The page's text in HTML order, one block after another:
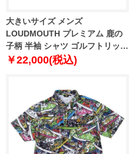
大きいサイズ メンズ
LOUDMOUTH プレミアム 鹿の
子柄 半袖 シャツ ゴルフトリップ
ネオン 1278-5226-2 3L 4L 5L
￥22,000(税込)